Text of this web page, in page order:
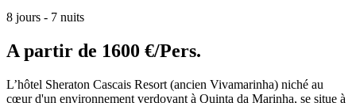
8 jours - 7 nuits
A partir de 1600 €/Pers.
L’hôtel Sheraton Cascais Resort (ancien Vivamarinha) niché au
cœur d'un environnement verdoyant à Quinta da Marinha, se situe à